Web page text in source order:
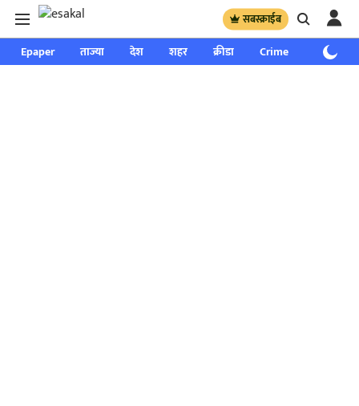
सबस्क्राईब
Epaper ताज्या देश शहर क्रीडा Crime साप्ताहिक